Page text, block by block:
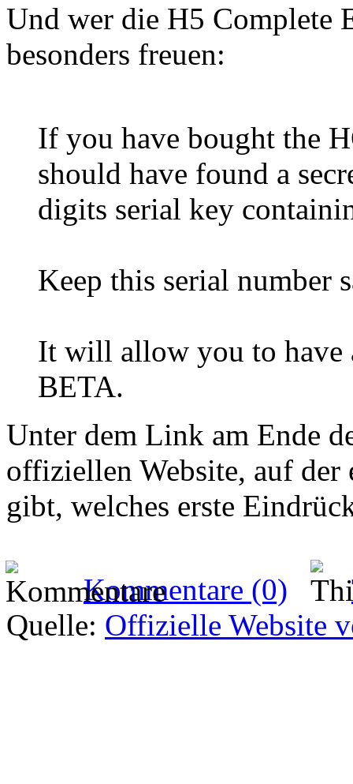
Und wer die H5 Complete
besonders freuen:
If you have bought the
should have found a
digits serial key
Keep this serial number
It will allow you to have
BETA.
Unter dem Link am Ende
offiziellen Website, auf der
gibt, welches erste
Kommentare (0)
Quelle: Offizielle Website